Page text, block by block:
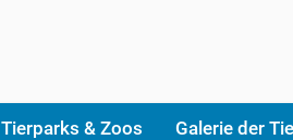
Tierparks & Zoos Galerie der